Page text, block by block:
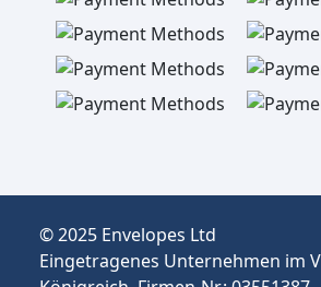
© 2025 Envelopes Ltd
Eingetragenes Unternehmen im